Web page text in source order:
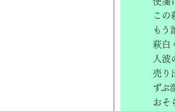
この
もう
萩白
人波
売り
ずぶ
おそ